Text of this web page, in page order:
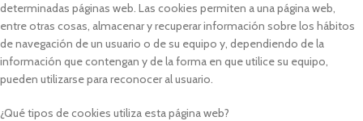
determinadas páginas web. Las cookies permiten a una página web,
entre otras cosas, almacenar y recuperar información sobre los hábitos
de navegación de un usuario o de su equipo y, dependiendo de la
información que contengan y de la forma en que utilice su equipo,
pueden utilizarse para reconocer al usuario.
¿Qué tipos de cookies utiliza esta página web?